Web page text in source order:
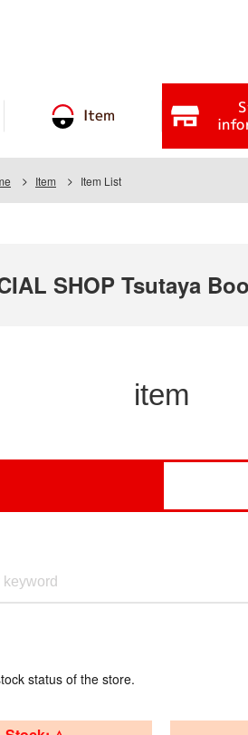
Item
Item Item List
SHOP Tsutaya
item
status of the store.